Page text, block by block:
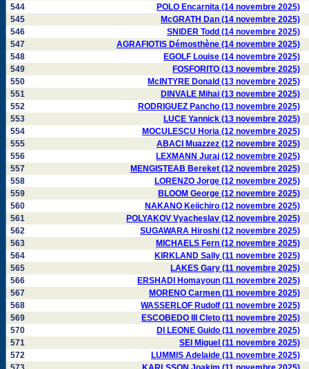
544
POLO Encarnita (14 novembre 2025)
545
McGRATH Dan (14 novembre 2025)
546
SNIDER Todd (14 novembre 2025)
547
AGRAFIOTIS Démosthène (14 novembre 2025)
548
EGOLF Louise (14 novembre 2025)
549
FOSFORITO (13 novembre 2025)
550
McINTYRE Donald (13 novembre 2025)
551
DINVALE Mihai (13 novembre 2025)
552
RODRIGUEZ Pancho (13 novembre 2025)
553
LUCE Yannick (13 novembre 2025)
554
MOCULESCU Horia (12 novembre 2025)
555
ABACI Muazzez (12 novembre 2025)
556
LEXMANN Juraj (12 novembre 2025)
557
MENGISTEAB Bereket (12 novembre 2025)
558
LORENZO Jorge (12 novembre 2025)
559
BLOOM George (12 novembre 2025)
560
NAKANO Keiichiro (12 novembre 2025)
561
POLYAKOV Vyacheslav (12 novembre 2025)
562
SUGAWARA Hiroshi (12 novembre 2025)
563
MICHAELS Fern (12 novembre 2025)
564
KIRKLAND Sally (11 novembre 2025)
565
LAKES Gary (11 novembre 2025)
566
ERSHADI Homayoun (11 novembre 2025)
567
MORENO Carmen (11 novembre 2025)
568
WASSERLOF Rudolf (11 novembre 2025)
569
ESCOBEDO III Cleto (11 novembre 2025)
570
DI LEONE Guido (11 novembre 2025)
571
SEI Miguel (11 novembre 2025)
572
LUMMIS Adelaide (11 novembre 2025)